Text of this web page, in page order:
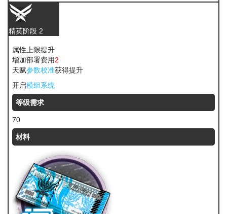
精英阶段 2
属性上限提升
增加部署费用2
天赋参数校准获得提升
开启模组系统
等级需求
70
材料